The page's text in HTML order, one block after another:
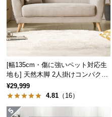
ビ
ス
に
つ
て
搬
入
経
アジアンにも、モダンに
せて、自分だけの癒し空
[幅135cm・傷に強いペット対応生
地も] 天然木脚 2人掛けコンパクト
ソファ 北欧風
¥29,999
4.81 （16）